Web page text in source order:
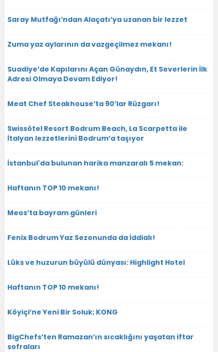
Saray Mutfağı’ndan Alaçatı’ya uzanan bir lezzet
Zuma yaz aylarının da vazgeçilmez mekanı!
Suadiye’de Kapılarını Açan Günaydın, Et Severlerin İlk
Adresi Olmaya Devam Ediyor!
Meat Chef Steakhouse’ta 90’lar Rüzgarı!
Swissôtel Resort Bodrum Beach, La Scarpetta ile
İtalyan lezzetlerini Bodrum’a taşıyor
İstanbul'da bulunan harika manzaralı 5 mekan:
Haftanın TOP 10 mekanı!
Meos’ta bayram günleri
Fenix Bodrum Yaz Sezonunda da İddialı!
Lüks ve huzurun büyülü dünyası: Highlight Hotel
Haftanın TOP 10 mekanı!
Köyiçi’ne Yeni Bir Soluk; KONG
BigChefs’ten Ramazan’ın sıcaklığını yaşatan iftar
sofraları